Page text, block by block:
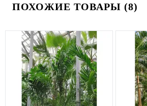
ПОХОЖИЕ ТОВАРЫ (8)